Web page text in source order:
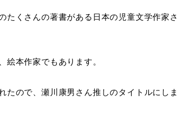
たくさんの著書がある日本の児童文学作家さ
絵本作家でもあります。
たので、瀬川康男さん推しのタイトルにしま